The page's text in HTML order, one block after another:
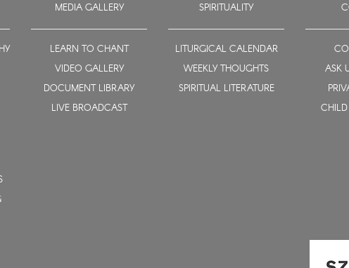
MEDIA GALLERY
LEARN TO CHANT
VIDEO GALLERY
DOCUMENT LIBRARY
LIVE BROADCAST
SPIRITUALITY
LITURGICAL CALENDAR
WEEKLY THOUGHTS
SPIRITUAL LITERATURE
ASK